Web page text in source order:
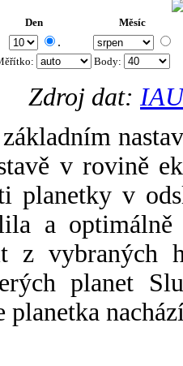
Den Měsíc
.
Body:
Zdroj dat:
v rovině
planetky v
a
z vybraných
planet
planetka